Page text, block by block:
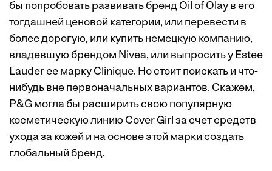
бы попробовать развивать бренд Oil of Olay в его
тогдашней ценовой категории, или перевести в
более дорогую, или купить немецкую компанию,
владевшую брендом Nivea, или выпросить у Estee
Lauder ее марку Clinique. Но стоит поискать и что-
нибудь вне первоначальных вариантов. Скажем,
P&G могла бы расширить свою популярную
косметическую линию Cover Girl за счет средств
ухода за кожей и на основе этой марки создать
глобальный бренд.